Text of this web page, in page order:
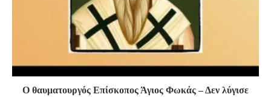
Ο θαυματουργός Επίσκοπος Άγιος Φωκάς – Δεν λύγισε